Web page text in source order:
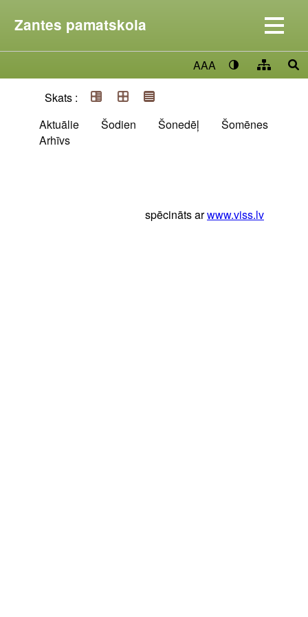
Zantes pamatskola
AAA
Skats :
Aktuālie
Šodien Šonedēļ
Šomēnes
Arhīvs
spēcināts arwww.viss.lv